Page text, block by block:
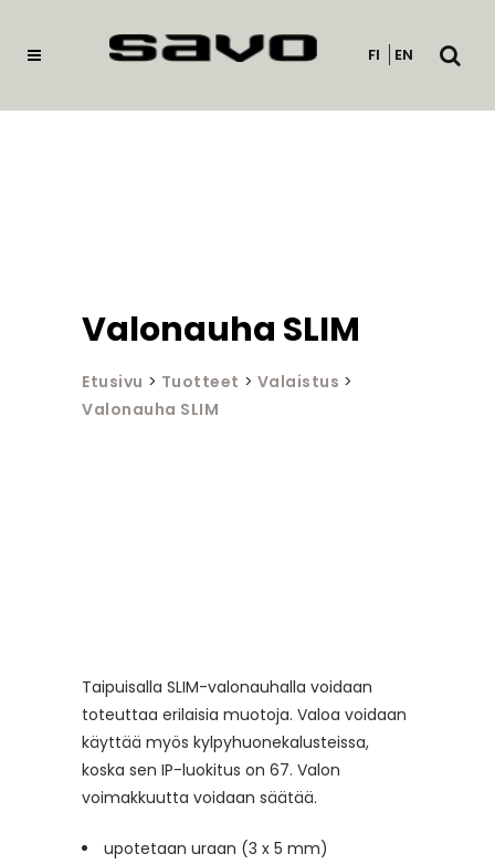
FI EN
Avaa
Valonauha SLIM
Etusivu > Tuotteet > Valaistus >
Valonauha SLIM
Taipuisalla SLIM-valonauhalla voidaan
toteuttaa erilaisia muotoja. Valoa voidaan
käyttää myös kylpyhuonekalusteissa,
koska sen IP-luokitus on 67. Valon
voimakkuutta voidaan säätää.
upotetaan uraan (3 x 5 mm)